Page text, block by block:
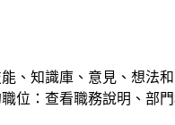
、知識庫、意見、想法
位：查看職務說明、部